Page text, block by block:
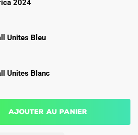
2024
Unites Bleu
Unites Blanc
Ajouter au panier